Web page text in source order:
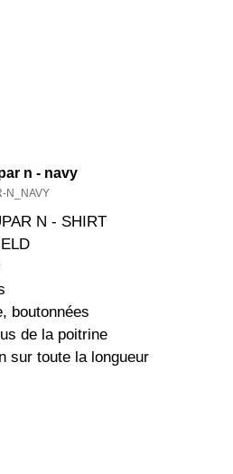
n - navy
N_NAVY
N - SHIRT
boutonnées
de la poitrine
sur toute la longueur